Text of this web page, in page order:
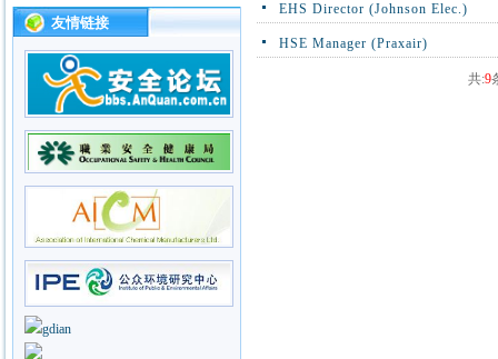
协会第17次主题活动 - 企业应急
能力建设
协会第16次参观活动-华南地区
的可持续发展
友情链接
EHS Director (Johnson Elec.)
HSE Manager (Praxair)
共:9